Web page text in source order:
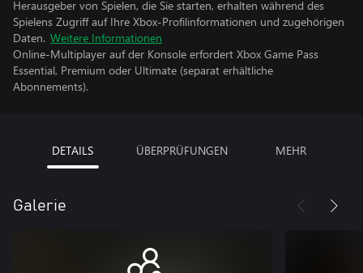
Herausgeber von Spielen, die Sie starten, erhalten während des
Spielens Zugriff auf Ihre Xbox-Profilinformationen und zugehörigen
Daten. Weitere Informationen
Online-Multiplayer auf der Konsole erfordert Xbox Game Pass
Essential, Premium oder Ultimate (separat erhältliche
Abonnements).
DETAILS ÜBERPRÜFUNGEN MEHR
Galerie